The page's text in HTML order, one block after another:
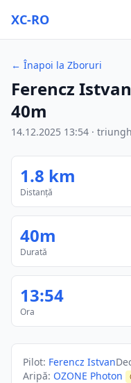
XC-RO
← Înapoi la Zboruri
Ferencz Istvan
40m
14.12.2025 13:54 ·
1.8 km
Distanță
40m
Durată
13:54
Ora
Pilot: Ferencz Istvan
Aripă: OZONE Photon